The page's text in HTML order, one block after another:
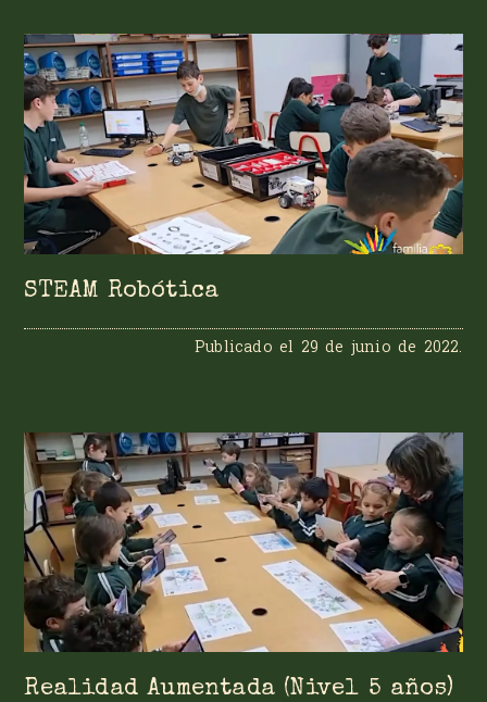
STEAM Robótica
Publicado el 29 de junio de 2022.
Realidad Aumentada (Nivel 5 años)